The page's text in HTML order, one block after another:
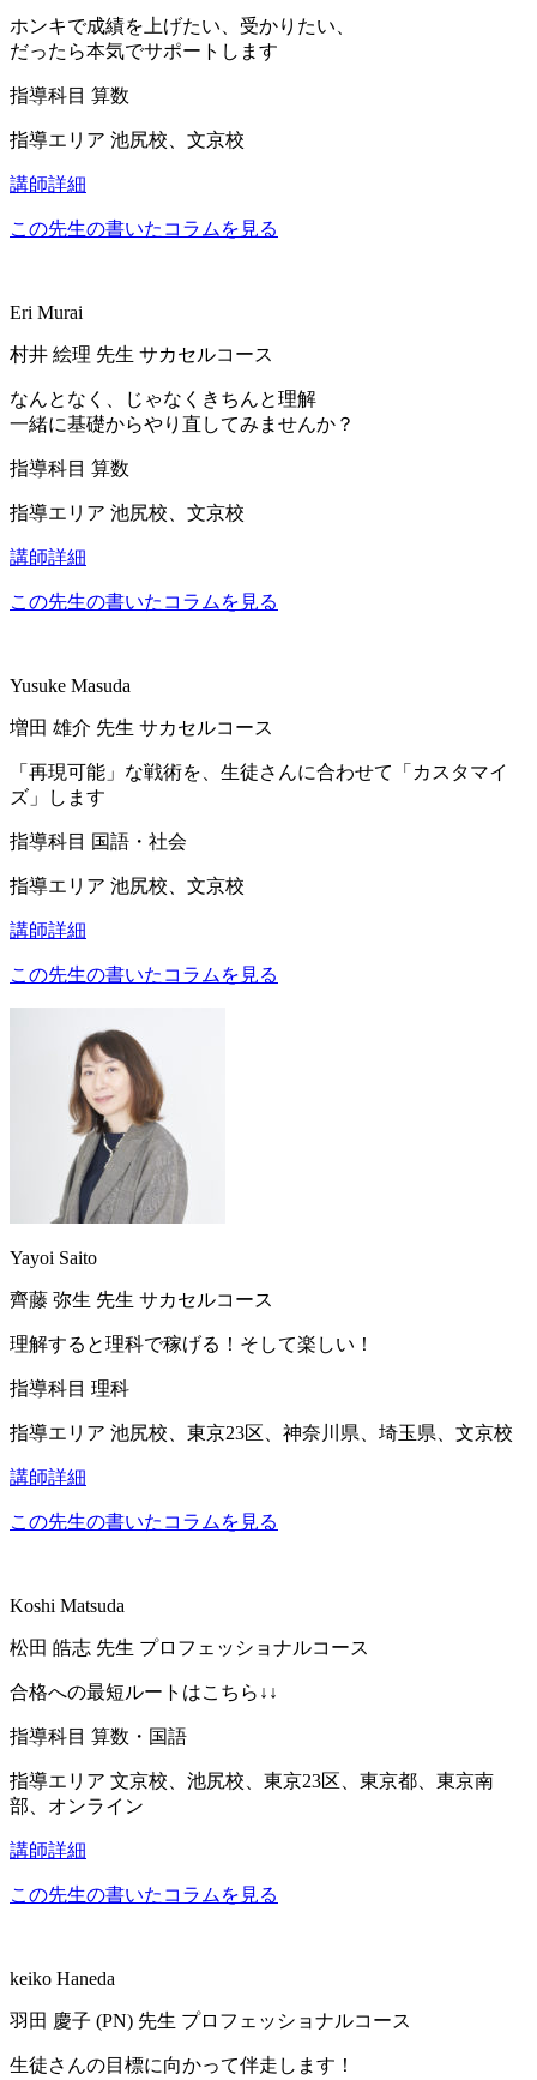
ホンキで成績を上げたい、受かりたい、
だったら本気でサポートします
指導科目 算数
指導エリア 池尻校、文京校
講師詳細
この先生の書いたコラムを見る
Eri Murai
村井 絵理 先生 サカセルコース
なんとなく、じゃなくきちんと理解
一緒に基礎からやり直してみませんか？
指導科目 算数
指導エリア 池尻校、文京校
講師詳細
この先生の書いたコラムを見る
Yusuke Masuda
増田 雄介 先生 サカセルコース
「再現可能」な戦術を、生徒さんに合わせて「カスタマイ
ズ」します
指導科目 国語・社会
指導エリア 池尻校、文京校
講師詳細
この先生の書いたコラムを見る
Yayoi Saito
齊藤 弥生 先生 サカセルコース
理解すると理科で稼げる！そして楽しい！
指導科目 理科
指導エリア 池尻校、東京23区、神奈川県、埼玉県、文京校
講師詳細
この先生の書いたコラムを見る
Koshi Matsuda
松田 皓志 先生 プロフェッショナルコース
合格への最短ルートはこちら↓↓
指導科目 算数・国語
指導エリア 文京校、池尻校、東京23区、東京都、東京南
部、オンライン
講師詳細
この先生の書いたコラムを見る
keiko Haneda
羽田 慶子 (PN) 先生 プロフェッショナルコース
生徒さんの目標に向かって伴走します！